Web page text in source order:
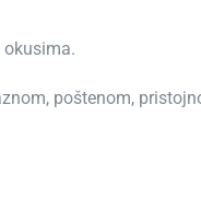
poštenom,